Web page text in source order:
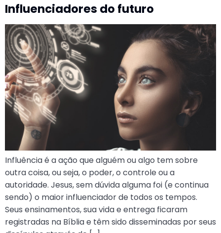
Influenciadores do futuro
Influência é a ação que alguém ou algo tem sobre
outra coisa, ou seja, o poder, o controle ou a
autoridade. Jesus, sem dúvida alguma foi (e continua
sendo) o maior influenciador de todos os tempos.
Seus ensinamentos, sua vida e entrega ficaram
registradas na Bíblia e têm sido disseminadas por seus